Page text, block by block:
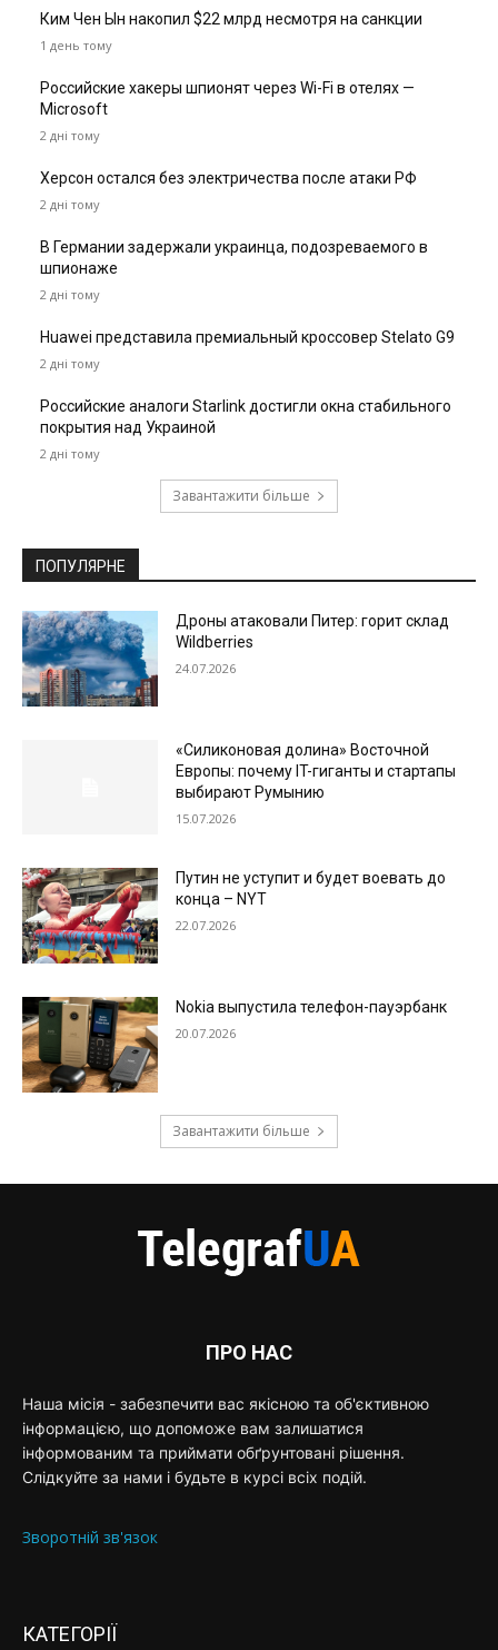
Ким Чен Ын накопил $22 млрд несмотря на санкции
1 день тому
Российские хакеры шпионят через Wi-Fi в отелях —
Microsoft
2 дні тому
Херсон остался без электричества после атаки РФ
2 дні тому
В Германии задержали украинца, подозреваемого в
шпионаже
2 дні тому
Huawei представила премиальный кроссовер Stelato G9
2 дні тому
Российские аналоги Starlink достигли окна стабильного
покрытия над Украиной
2 дні тому
Завантажити більше
ПОПУЛЯРНЕ
Дроны атаковали Питер: горит склад
Wildberries
24.07.2026
«Силиконовая долина» Восточной
Европы: почему IT-гиганты и стартапы
выбирают Румынию
15.07.2026
Путин не уступит и будет воевать до
конца – NYT
22.07.2026
Nokia выпустила телефон-пауэрбанк
20.07.2026
Завантажити більше
ПРО НАС
Наша місія - забезпечити вас якісною та об'єктивною
інформацією, що допоможе вам залишатися
інформованим та приймати обґрунтовані рішення.
Слідкуйте за нами і будьте в курсі всіх подій.
Зворотній зв'язок
КАТЕГОРІЇ